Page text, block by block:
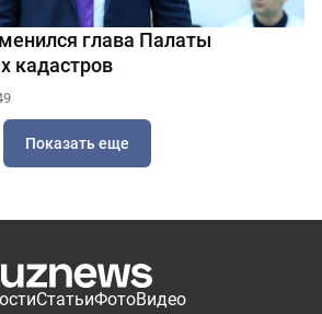
глава Палаты
кадастров
Показать еще
СтатьиФотоВидео